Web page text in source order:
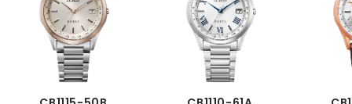
強制受信機能
パーペチュアルカレンダー
ダイレクトフライト
ワールドタイム機能(26時差)
サマータイム機能